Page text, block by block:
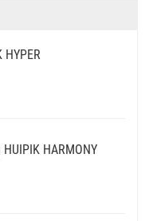
HARMONY